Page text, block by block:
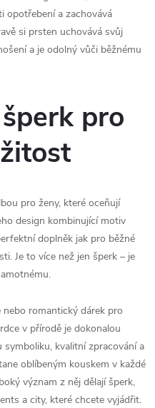
opotřebení a zachovává
si prsten uchovává svůj
a je odolný vůči běžnému
pro
pro ženy, které oceňují
design kombinující motiv
doplněk jak pro běžné
Je to více než jen šperk – je
romantický dárek pro
v přírodě je dokonalou
kvalitní zpracování a
oblíbeným kouskem v každé
význam z něj dělají šperk,
a city, které chcete vyjádřit.